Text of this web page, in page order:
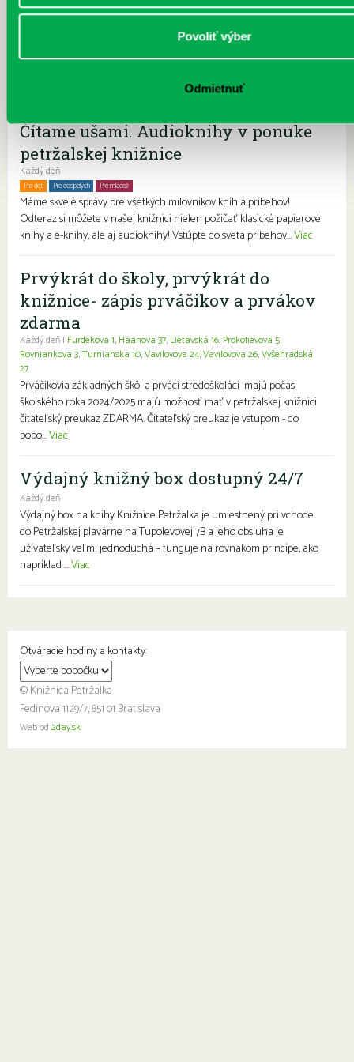
Povoliť výber
Odmietnuť
Ide o fenomén nazývaný prázdninový útlm. Preto si tieto zručnosti
rodinné, či individuálne čítanie pre deti. . . Termín: 30. 06. – 04. 07. /
knižnica ...Viac
Pravidelné podujatia
Čítame ušami. Audioknihy v ponuke
petržalskej knižnice
Každý deň
Pre deti Pre dospelých Pre mládež
Máme skvelé správy pre všetkých milovníkov kníh a príbehov!
Odteraz si môžete v našej knižnici nielen požičať klasické papierové
knihy a e-knihy, ale aj audioknihy! Vstúpte do sveta príbehov...Viac
Prvýkrát do školy, prvýkrát do
knižnice- zápis prváčikov a prvákov
zdarma
Každý deň | Furdekova 1, Haanova 37, Lietavská 16, Prokofievova 5,
Rovniankova 3,Turnianska 10,Vavilovova 24,Vavilovova 26,Vyšehradská
27
Prváčikovia základných škôl a prváci stredoškoláci majú počas
školského roka 2024/2025 majú možnosť mať v petržalskej knižnici
čitateľský preukaz ZDARMA. Čitateľský preukaz je vstupom - do
pobo...Viac
Výdajný knižný box dostupný 24/7
Každý deň
Výdajný box na knihy Knižnice Petržalka je umiestnený pri vchode
do Petržalskej plavárne na Tupolevovej 7B a jeho obsluha je
užívateľsky veľmi jednoduchá – funguje na rovnakom princípe, ako
napríklad ...Viac
Otváracie hodiny a kontakty:
© Knižnica Petržalka
Fedinova 1129/7, 851 01 Bratislava
Web od 2day.sk